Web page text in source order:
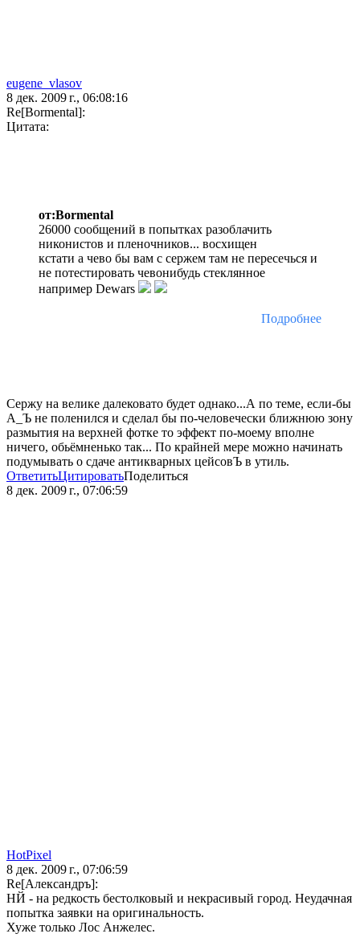
eugene_vlasov
8 дек. 2009 г., 06:08:16
Re[Bormental]:
Цитата:
от:Bormental
26000 сообщений в попытках разоблачить
никонистов и пленочников... восхищен
кстати а чево бы вам с сержем там не пересечься и
не потестировать чевонибудь стеклянное
например Dewars
Подробнее
Сержу на велике далековато будет однако...А по теме, если-бы
А_Ъ не поленился и сделал бы по-человечески ближнюю зону
размытия на верхней фотке то эффект по-моему вполне
ничего, обьёмненько так... По крайней мере можно начинать
подумывать о сдаче антикварных цейсовЪ в утиль.
ОтветитьЦитироватьПоделиться
8 дек. 2009 г., 07:06:59
HotPixel
8 дек. 2009 г., 07:06:59
Re[Александръ]:
НЙ - на редкость бестолковый и некрасивый город. Неудачная
попытка заявки на оригинальность.
Хуже только Лос Анжелес.